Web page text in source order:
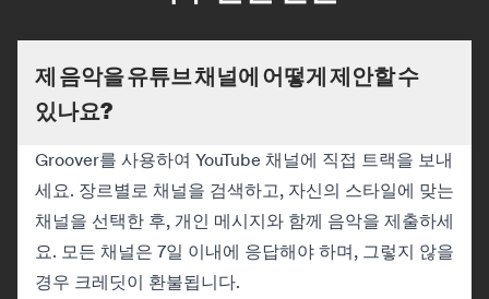
제 음악을 유튜브 채널에 어떻게 제안할 수
있나요?
Groover를 사용하여 YouTube 채널에 직접 트랙을 보내
세요. 장르별로 채널을 검색하고, 자신의 스타일에 맞는
채널을 선택한 후, 개인 메시지와 함께 음악을 제출하세
요. 모든 채널은 7일 이내에 응답해야 하며, 그렇지 않을
경우 크레딧이 환불됩니다.